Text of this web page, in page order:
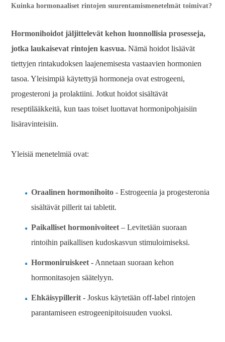
Kuinka hormonaaliset rintojen suurentamismenetelmät toimivat?
Hormonihoidot jäljittelevät kehon luonnollisia prosesseja,
jotka laukaisevat rintojen kasvua. Nämä hoidot lisäävät
tiettyjen rintakudoksen laajenemisesta vastaavien hormonien
tasoa. Yleisimpiä käytettyjä hormoneja ovat estrogeeni,
progesteroni ja prolaktiini. Jotkut hoidot sisältävät
reseptilääkkeitä, kun taas toiset luottavat hormonipohjaisiin
lisäravinteisiin.
Yleisiä menetelmiä ovat:
Oraalinen hormonihoito - Estrogeenia ja progesteronia
sisältävät pillerit tai tabletit.
Paikalliset hormonivoiteet – Levitetään suoraan
rintoihin paikallisen kudoskasvun stimuloimiseksi.
Hormoniruiskeet - Annetaan suoraan kehon
hormonitasojen säätelyyn.
Ehkäisypillerit - Joskus käytetään off-label rintojen
parantamiseen estrogeenipitoisuuden vuoksi.